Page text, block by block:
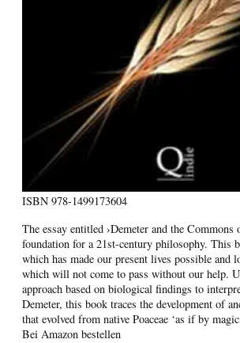
ISBN 978-1499173604
The essay entitled ›Demeter and the Commons
foundation for a 21st-century philosophy. This
which has made our present lives possible and
which will not come to pass without our help.
approach based on biological findings to
Demeter, this book traces the development of
that evolved from native Poaceae ‘as if by
Bei Amazon bestellen